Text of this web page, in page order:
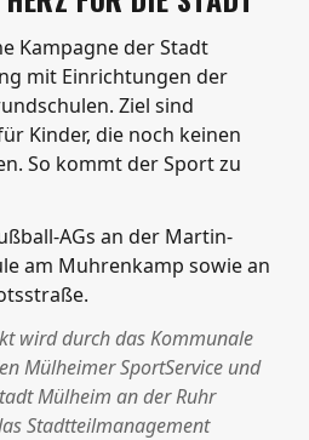
Kampagne der Stadt
mit Einrichtungen der
Ziel sind
Kinder, die noch keinen
So kommt der Sport zu
AGs an der Martin-
am Muhrenkamp sowie an
wird durch das Kommunale
Mülheimer SportService und
Mülheim an der Ruhr
Stadtteilmanagement